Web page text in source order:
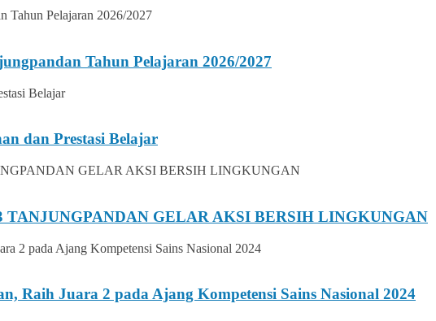
Tahun Pelajaran 2026/2027
dan Prestasi Belajar
TANJUNGPANDAN GELAR AKSI BERSIH LINGKUNGAN
Raih Juara 2 pada Ajang Kompetensi Sains Nasional 2024